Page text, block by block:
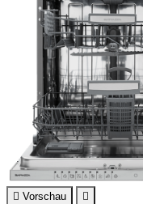
 Vorschau 